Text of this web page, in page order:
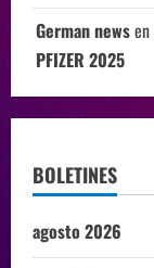
German newsen
PFIZER 2025
BOLETINES
agosto 2026